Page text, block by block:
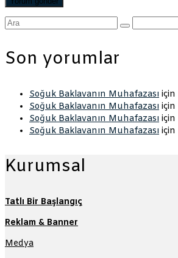
Şunu
Son yorumlar
Soğuk Baklavanın Muhafazası için
Soğuk Baklavanın Muhafazası için
Soğuk Baklavanın Muhafazası için
Soğuk Baklavanın Muhafazası için
Kurumsal
Tatlı Bir Başlangıç
Reklam & Banner
Medya